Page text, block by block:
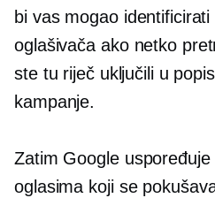
bi vas mogao
oglašivača ako netko
ste tu riječ uključili u
kampanje.
Zatim Google
oglasima koji se